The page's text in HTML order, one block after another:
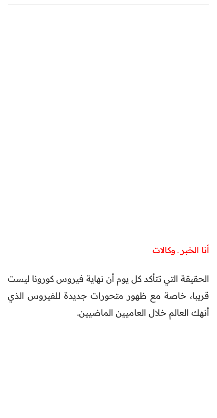
أنا الخبر ـ وكالات
الحقيقة التي تتأكد كل يوم أن نهاية فيروس كورونا ليست
قريبا، خاصة مع ظهور متحورات جديدة للفيروس الذي
أنهك العالم خلال العاميين الماضيين.